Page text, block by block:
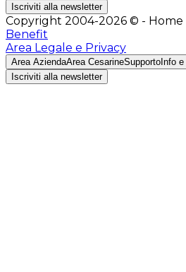
Iscriviti alla newsletter
Copyright 2004-2026 © - Home
Benefit
Area Legale e Privacy
Area AziendaArea CesarineSupporto Info
Iscriviti alla newsletter